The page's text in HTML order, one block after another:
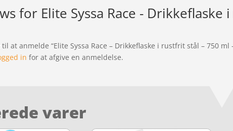
for Elite Syssa Race -
at anmelde “Elite Syssa Race – Drikkeflaske i rustfrit stål – 750 ml
in for at afgive en anmeldelse.
varer